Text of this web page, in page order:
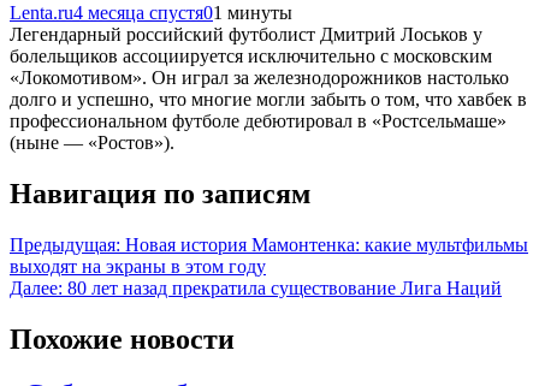
Lenta.ru4 месяца спустя01 минуты
Легендарный российский футболист Дмитрий Лоськов у
болельщиков ассоциируется исключительно с московским
«Локомотивом». Он играл за железнодорожников настолько
долго и успешно, что многие могли забыть о том, что хавбек в
профессиональном футболе дебютировал в «Ростсельмаше»
(ныне — «Ростов»).
Навигация по записям
Предыдущая: Новая история Мамонтенка: какие мультфильмы
выходят на экраны в этом году
Далее: 80 лет назад прекратила существование Лига Наций
Похожие новости